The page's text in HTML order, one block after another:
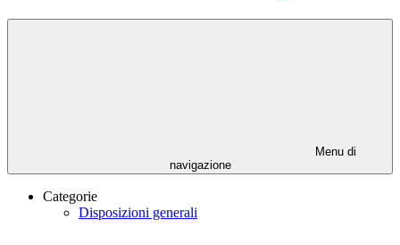
Menu di
navigazione
Categorie
Disposizioni generali